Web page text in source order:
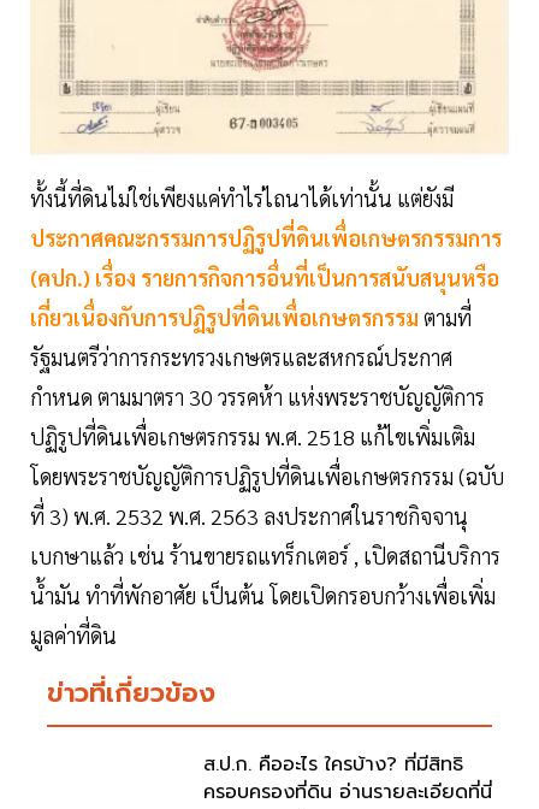
ทั้งนี้ที่ดินไม่ใช่เพียงแค่ทำไร่ไถนาได้เท่านั้น แต่ยังมี
ประกาศคณะกรรมการปฏิรูปที่ดินเพื่อเกษตรกรรมการ
(คปก.) เรื่อง รายการกิจการอื่นที่เป็นการสนับสนุนหรือ
เกี่ยวเนื่องกับการปฏิรูปที่ดินเพื่อเกษตรกรรม ตามที่
รัฐมนตรีว่าการกระทรวงเกษตรและสหกรณ์ประกาศ
กำหนด ตามมาตรา 30 วรรคห้า แห่งพระราชบัญญัติการ
ปฏิรูปที่ดินเพื่อเกษตรกรรม พ.ศ. 2518 แก้ไขเพิ่มเติม
โดยพระราชบัญญัติการปฏิรูปที่ดินเพื่อเกษตรกรรม (ฉบับ
ที่ 3) พ.ศ. 2532 พ.ศ. 2563 ลงประกาศในราชกิจจานุ
เบกษาแล้ว เช่น ร้านขายรถแทร็กเตอร์ , เปิดสถานีบริการ
นํ้ามัน ทำที่พักอาศัย เป็นต้น โดยเปิดกรอบกว้างเพื่อเพิ่ม
มูลค่าที่ดิน
ข่าวที่เกี่ยวข้อง
ส.ป.ก. คืออะไร ใครบ้าง? ที่มีสิทธิ
ครอบครองที่ดิน อ่านรายละเอียดที่นี่